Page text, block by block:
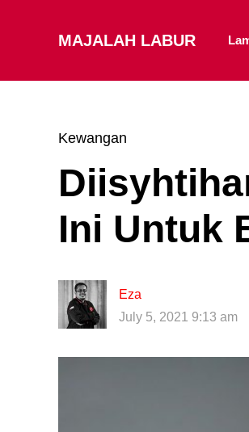
MAJALAH LABUR
Kewangan
Ini Untuk
Eza
July 5, 2021 9:13 am